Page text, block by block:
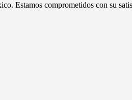
Estamos comprometidos con su